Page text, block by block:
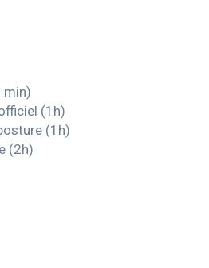
min)
(1h)
(1h)
(2h)